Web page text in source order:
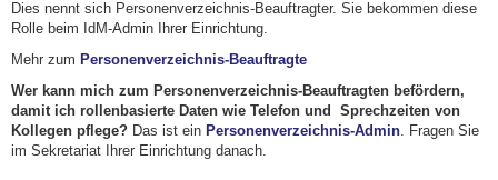
Dies nennt sich Personenverzeichnis-Beauftragter. Sie bekommen diese
Rolle beim IdM-Admin Ihrer Einrichtung.
Mehr zum Personenverzeichnis-Beauftragte
Wer kann mich zum Personenverzeichnis-Beauftragten befördern,
damit ich rollenbasierte Daten wie Telefon und Sprechzeiten von
Kollegen pflege? Das ist ein Personenverzeichnis-Admin . Fragen Sie
im Sekretariat Ihrer Einrichtung danach.